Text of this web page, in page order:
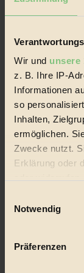
Wir und unsere
z. B. Ihre IP-
Informationen
so
Inhalten,
ermöglichen.
Zwecke nutzt.
Erklärung oder
Wenn Sie es
Ihr
Notwendig
Präferenzen
Biorama steht für
Lebenswandel. Es
Handels mit
alternativer Energien.
Social Media
22.601 Fans auf
3.415 Follower auf
Folge uns auf
Themen
Bio
Vegan